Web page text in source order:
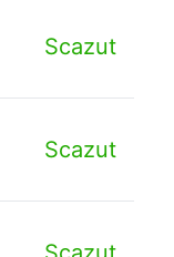
Scazut
Scazut